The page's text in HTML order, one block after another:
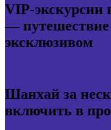
VIP-экскурсии
—
эксклюзивом
Шанхай за
включить в